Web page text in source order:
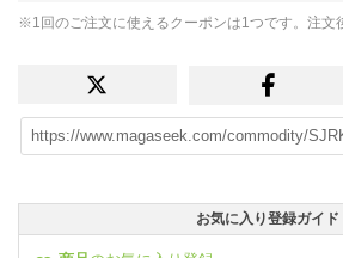
※1回のご注文に使えるクーポンは1つです。注文
お気に入り登録ガイド